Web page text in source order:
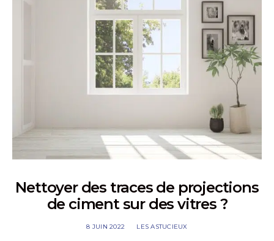
Nettoyer des traces de projections
de ciment sur des vitres ?
8 JUIN 2022 LES ASTUCIEUX